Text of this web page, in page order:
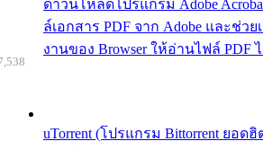
ดาวน์โหลดโปรแกรม Adobe
ล์เอกสาร PDF จาก Adobe และช่ว
งานของ Browser ให้อ่านไฟล์ PDF
uTorrent (โปรแกรม Bittorrent ยอด